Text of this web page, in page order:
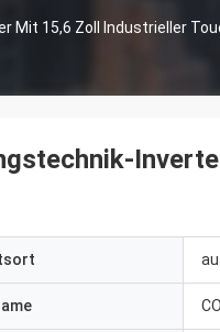
Mit 15,6 Zoll Industrieller